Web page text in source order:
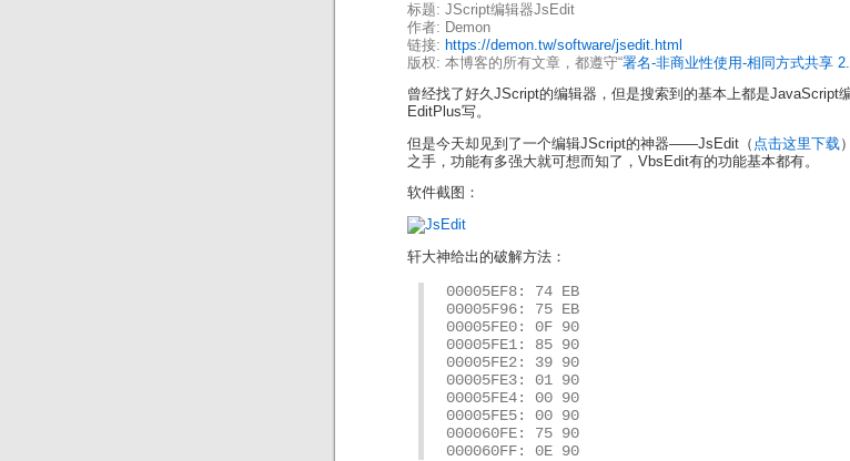
标题: JScript编辑器JsEdit
作者: Demon
链接: https://demon.tw/software/jsedit.html
版权: 本博客的所有文章，都遵守“署名-非商业性使用-相同方式共享
曾经找了好久JScript的编辑器，但是搜索到的基本上都是JavaScript
EditPlus写。
但是今天却见到了一个编辑JScript的神器——JsEdit（ 点击这里下载
之手，功能有多强大就可想而知了，VbsEdit有的功能基本都有。
软件截图：
轩大神给出的破解方法：
00005EF8: 74 EB
00005F96: 75 EB
00005FE0: 0F 90
00005FE1: 85 90
00005FE2: 39 90
00005FE3: 01 90
00005FE4: 00 90
00005FE5: 00 90
000060FE: 75 90
000060FF: 0E 90